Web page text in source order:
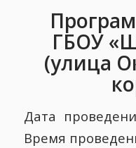
ГБОУ
(улица
Дата
Время